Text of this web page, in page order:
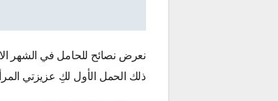
نعرض نصائح للحامل في الشهر
ذلك الحمل الأول لكِ عزيزتي